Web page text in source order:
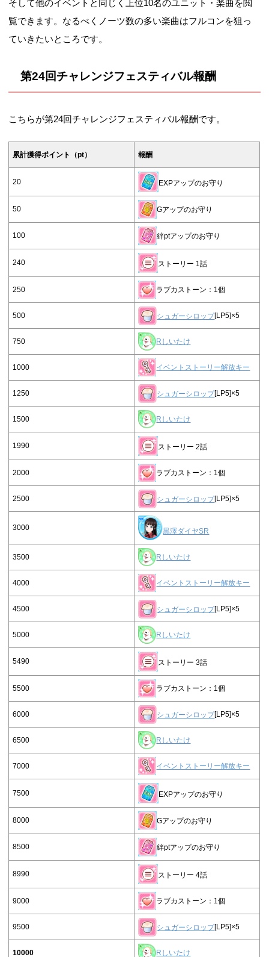
そして他のイベントと同じく上位10名のユニット・楽曲を閲
覧できます。なるべくノーツ数の多い楽曲はフルコンを狙っ
ていきたいところです。
第24回チャレンジフェスティバル報酬
こちらが第24回チャレンジフェスティバル報酬です。
累計獲得ポイント（pt） 報酬
20 EXPアップのお守り
50 Gアップのお守り
100 絆ptアップのお守り
240 ストーリー 1話
250 ラブカストーン：1個
500 シュガーシロップ[LP5]×5
750 Rしいたけ
1000 イベントストーリー解放キー
1250 シュガーシロップ[LP5]×5
1500 Rしいたけ
1990 ストーリー 2話
2000 ラブカストーン：1個
2500 シュガーシロップ[LP5]×5
3000 黒澤ダイヤSR
3500 Rしいたけ
4000 イベントストーリー解放キー
4500 シュガーシロップ[LP5]×5
5000 Rしいたけ
5490 ストーリー 3話
5500 ラブカストーン：1個
6000 シュガーシロップ[LP5]×5
6500 Rしいたけ
7000 イベントストーリー解放キー
7500 EXPアップのお守り
8000 Gアップのお守り
8500 絆ptアップのお守り
8990 ストーリー 4話
9000 ラブカストーン：1個
9500 シュガーシロップ[LP5]×5
10000 Rしいたけ